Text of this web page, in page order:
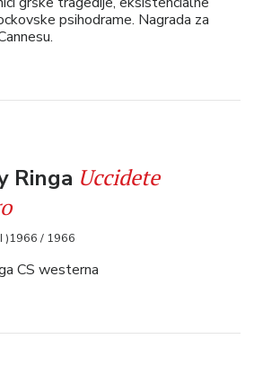
psihodrame. Nagrada za
Ringa Uccidete
)1966 / 1966
CS westerna